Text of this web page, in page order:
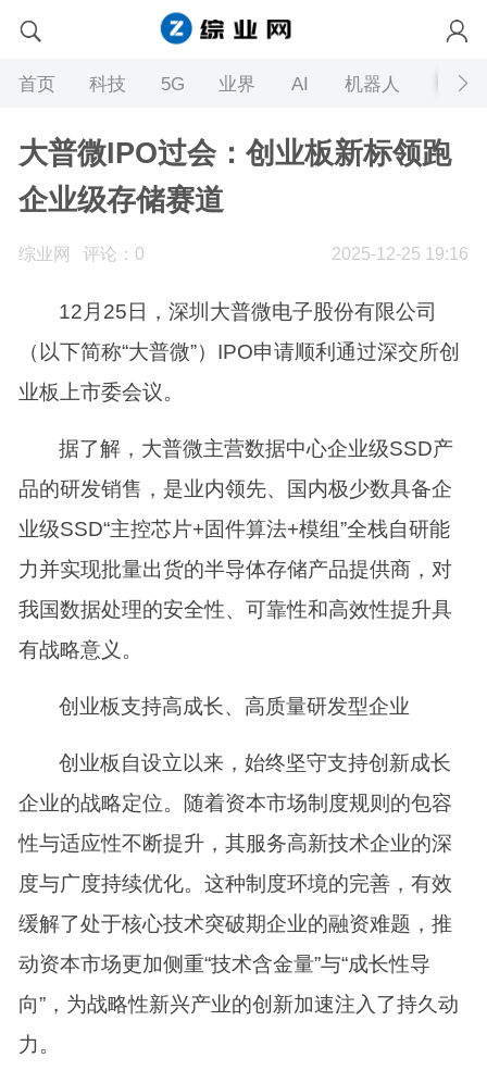
首页 科技 5G 业界 AI 机器人
大普微IPO过会：创业板新标领跑
企业级存储赛道
2025-12-25 19:16
综业网 评论：0
12月25日，深圳大普微电子股份有限公司
（以下简称“大普微”）IPO申请顺利通过深交所创
业板上市委会议。
据了解，大普微主营数据中心企业级SSD产
品的研发销售，是业内领先、国内极少数具备企
业级SSD“主控芯片+固件算法+模组”全栈自研能
力并实现批量出货的半导体存储产品提供商，对
我国数据处理的安全性、可靠性和高效性提升具
有战略意义。
创业板支持高成长、高质量研发型企业
创业板自设立以来，始终坚守支持创新成长
企业的战略定位。随着资本市场制度规则的包容
性与适应性不断提升，其服务高新技术企业的深
度与广度持续优化。这种制度环境的完善，有效
缓解了处于核心技术突破期企业的融资难题，推
动资本市场更加侧重“技术含金量”与“成长性导
向”，为战略性新兴产业的创新加速注入了持久动
力。